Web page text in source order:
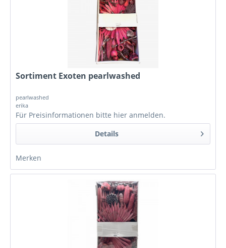
Sortiment Exoten pearlwashed
pearlwashed
erika
Für Preisinformationen bitte hier anmelden.
Details
Merken